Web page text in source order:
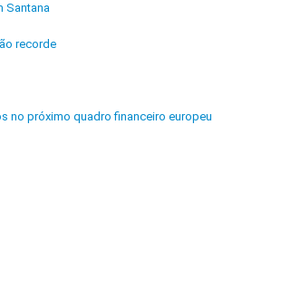
Santana
recorde
no próximo quadro financeiro europeu